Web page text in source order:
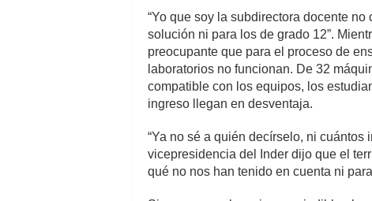
“Yo que soy la subdirectora docente
solución ni para los de grado 12”.
preocupante que para el proceso de
laboratorios no funcionan. De 32
compatible con los equipos, los
ingreso llegan en desventaja.
“Ya no sé a quién decírselo, ni
vicepresidencia del Inder dijo que el
qué no nos han tenido en cuenta ni